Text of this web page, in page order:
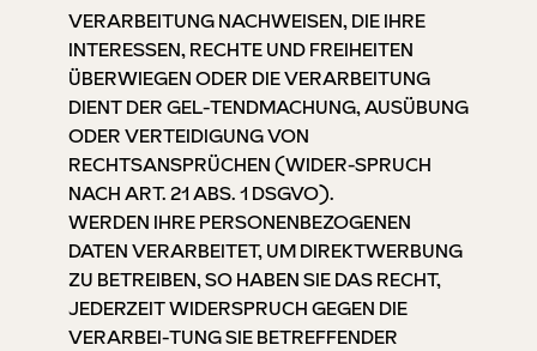
VERARBEITUNG NACHWEISEN, DIE IHRE
INTERESSEN, RECHTE UND FREIHEITEN
ÜBERWIEGEN ODER DIE VERARBEITUNG
DIENT DER GEL-TENDMACHUNG, AUSÜBUNG
ODER VERTEIDIGUNG VON
RECHTSANSPRÜCHEN (WIDER-SPRUCH
NACH ART. 21 ABS. 1 DSGVO).
WERDEN IHRE PERSONENBEZOGENEN
DATEN VERARBEITET, UM DIREKTWERBUNG
ZU BETREIBEN, SO HABEN SIE DAS RECHT,
JEDERZEIT WIDERSPRUCH GEGEN DIE
VERARBEI-TUNG SIE BETREFFENDER